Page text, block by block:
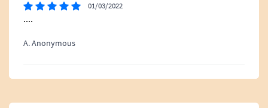
01/03/2022
....
A. Anonymous